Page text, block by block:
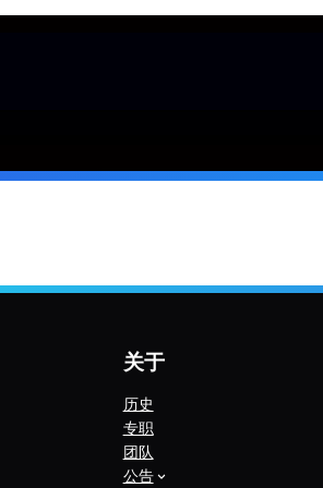
关于
历史
专职
团队
公告